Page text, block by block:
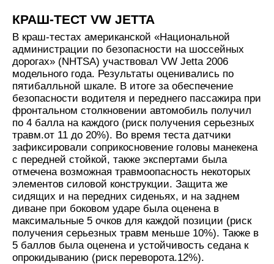
КРАШ-ТЕСТ VW JETTA
В краш-тестах американской «Национальной
администрации по безопасности на шоссейных
дорогах» (NHTSA) участвовал VW Jetta 2006
модельного года. Результаты оценивались по
пятибалльной шкале. В итоге за обеспечение
безопасности водителя и переднего пассажира при
фронтальном столкновении автомобиль получил
по 4 балла на каждого (риск получения серьезных
травм.от 11 до 20%). Во время теста датчики
зафиксировали соприкосновение головы манекена
с передней стойкой, также экспертами была
отмечена возможная травмоопасность некоторых
элементов силовой конструкции. Защита же
сидящих и на передних сиденьях, и на заднем
диване при боковом ударе была оценена в
максимальные 5 очков для каждой позиции (риск
получения серьезных травм меньше 10%). Также в
5 баллов была оценена и устойчивость седана к
опрокидыванию (риск переворота.12%).